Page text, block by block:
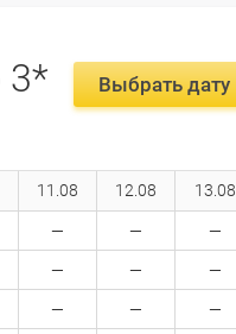
3* Выбрать дату
11.08 12.08 13.08